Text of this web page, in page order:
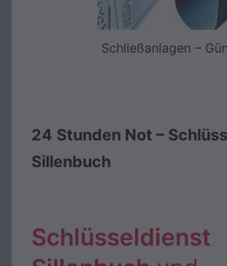
Schließanlagen –
24 Stunden Not –
Sillenbuch
Schlüsseldienst